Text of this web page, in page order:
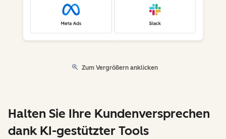
Zum Vergrößern anklicken
Halten Sie Ihre Kundenversprechen
dank KI-gestützter Tools